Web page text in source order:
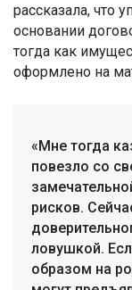
рассказала, что
основании
тогда как
оформлено на
«Мне тогда
повезло со
рисков.
ловушкой.
образом на